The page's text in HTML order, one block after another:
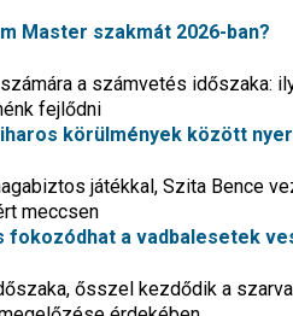
Master szakmát 2026-ban?
a számvetés időszaka:
fejlődni
körülmények között
játékkal, Szita Bence
meccsen
fokozódhat a vadbalesetek
ősszel kezdődik a